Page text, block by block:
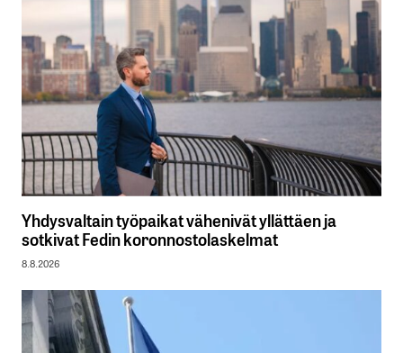
Yhdysvaltain työpaikat vähenivät yllättäen ja
sotkivat Fedin koronnostolaskelmat
8.8.2026